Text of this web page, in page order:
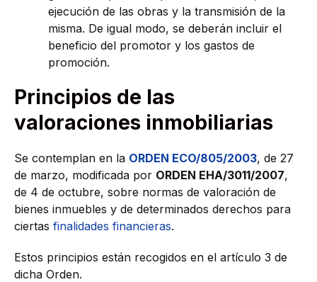
ejecución de las obras y la transmisión de la
misma. De igual modo, se deberán incluir el
beneficio del promotor y los gastos de
promoción.
Principios de las
valoraciones inmobiliarias
Se contemplan en la ORDEN ECO/805/2003, de 27
de marzo, modificada por ORDEN EHA/3011/2007,
de 4 de octubre, sobre normas de valoración de
bienes inmuebles y de determinados derechos para
ciertas finalidades financieras.
Estos principios están recogidos en el artículo 3 de
dicha Orden.